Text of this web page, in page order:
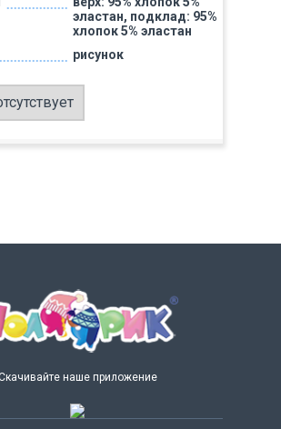
эластан, подклад: 95%
хлопок 5% эластан
рисунок
наше приложение